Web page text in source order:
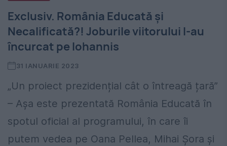
Exclusiv. România Educată și
Necalificată?! Joburile viitorului l-au
încurcat pe Iohannis
31 IANUARIE 2023
„Un proiect prezidențial cât o întreagă țară”
– Așa este prezentată România Educată în
spotul oficial al programului, în care îi
putem vedea pe Oana Pellea, Mihai Șora și